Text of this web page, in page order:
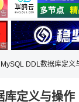
商业广告，理性选择
告 商业广告，理性选择
DDL数据库定义
库定义与操作